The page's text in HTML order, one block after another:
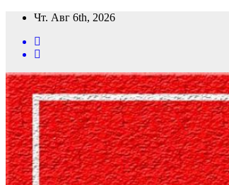
Перейти
содержимому
Чт. Авг 6th, 2026